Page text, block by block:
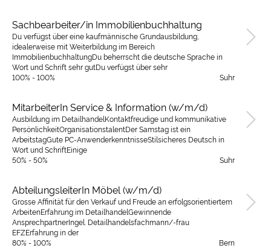
Sachbearbeiter/in Immobilienbuchhaltung
Du verfügst über eine kaufmännische Grundausbildung,
idealerweise mit Weiterbildung im Bereich
ImmobilienbuchhaltungDu beherrscht die deutsche Sprache in
Wort und Schrift sehr gutDu verfügst über sehr
100% - 100%
Suhr
MitarbeiterIn Service & Information (w/m/d)
Ausbildung im DetailhandelKontaktfreudige und kommunikative
PersönlichkeitOrganisationstalentDer Samstag ist ein
ArbeitstagGute PC-AnwenderkenntnisseStilsicheres Deutsch in
Wort und SchriftEinige
50% - 50%
Suhr
AbteilungsleiterIn Möbel (w/m/d)
Grosse Affinität für den Verkauf und Freude an erfolgsorientiertem
ArbeitenErfahrung im DetailhandelGewinnende
AnsprechpartnerIngel. Detailhandelsfachmann/-frau
EFZErfahrung in der
80% - 100%
Bern